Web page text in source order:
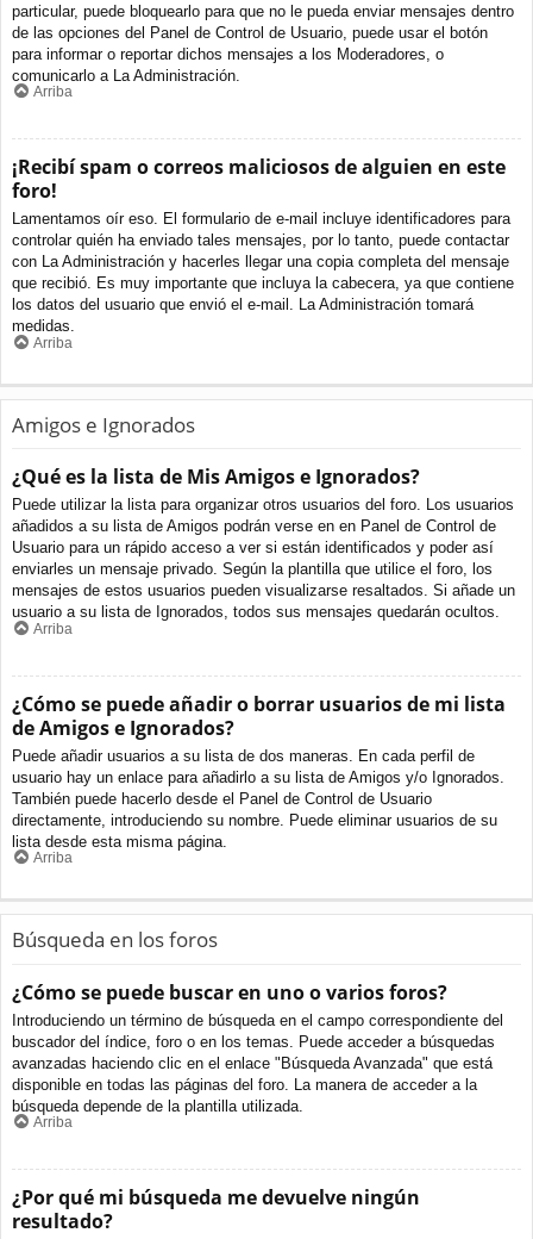
particular, puede bloquearlo para que no le pueda enviar mensajes dentro
de las opciones del Panel de Control de Usuario, puede usar el botón
para informar o reportar dichos mensajes a los Moderadores, o
comunicarlo a La Administración.
Arriba
¡Recibí spam o correos maliciosos de alguien en este
foro!
Lamentamos oír eso. El formulario de e-mail incluye identificadores para
controlar quién ha enviado tales mensajes, por lo tanto, puede contactar
con La Administración y hacerles llegar una copia completa del mensaje
que recibió. Es muy importante que incluya la cabecera, ya que contiene
los datos del usuario que envió el e-mail. La Administración tomará
medidas.
Arriba
Amigos e Ignorados
¿Qué es la lista de Mis Amigos e Ignorados?
Puede utilizar la lista para organizar otros usuarios del foro. Los usuarios
añadidos a su lista de Amigos podrán verse en en Panel de Control de
Usuario para un rápido acceso a ver si están identificados y poder así
enviarles un mensaje privado. Según la plantilla que utilice el foro, los
mensajes de estos usuarios pueden visualizarse resaltados. Si añade un
usuario a su lista de Ignorados, todos sus mensajes quedarán ocultos.
Arriba
¿Cómo se puede añadir o borrar usuarios de mi lista
de Amigos e Ignorados?
Puede añadir usuarios a su lista de dos maneras. En cada perfil de
usuario hay un enlace para añadirlo a su lista de Amigos y/o Ignorados.
También puede hacerlo desde el Panel de Control de Usuario
directamente, introduciendo su nombre. Puede eliminar usuarios de su
lista desde esta misma página.
Arriba
Búsqueda en los foros
¿Cómo se puede buscar en uno o varios foros?
Introduciendo un término de búsqueda en el campo correspondiente del
buscador del índice, foro o en los temas. Puede acceder a búsquedas
avanzadas haciendo clic en el enlace "Búsqueda Avanzada" que está
disponible en todas las páginas del foro. La manera de acceder a la
búsqueda depende de la plantilla utilizada.
Arriba
¿Por qué mi búsqueda me devuelve ningún
resultado?